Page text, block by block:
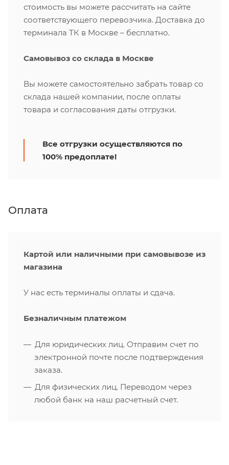
стоимость вы можете рассчитать на сайте
соответствующего перевозчика. Доставка до
терминала ТК в Москве – бесплатно.
Самовывоз со склада в Москве
Вы можете самостоятельно забрать товар со
склада нашей компании, после оплаты
товара и согласования даты отгрузки.
Все отгрузки осуществляются по
100% предоплате!
Оплата
Картой или наличными при самовывозе из
магазина
У нас есть терминалы оплаты и сдача.
Безналичным платежом
Для юридических лиц. Отправим счет по
электронной почте после подтверждения
заказа.
Для физических лиц. Переводом через
любой банк на наш расчетный счет.